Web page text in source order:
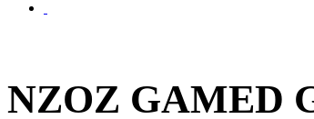
NZOZ GAMED